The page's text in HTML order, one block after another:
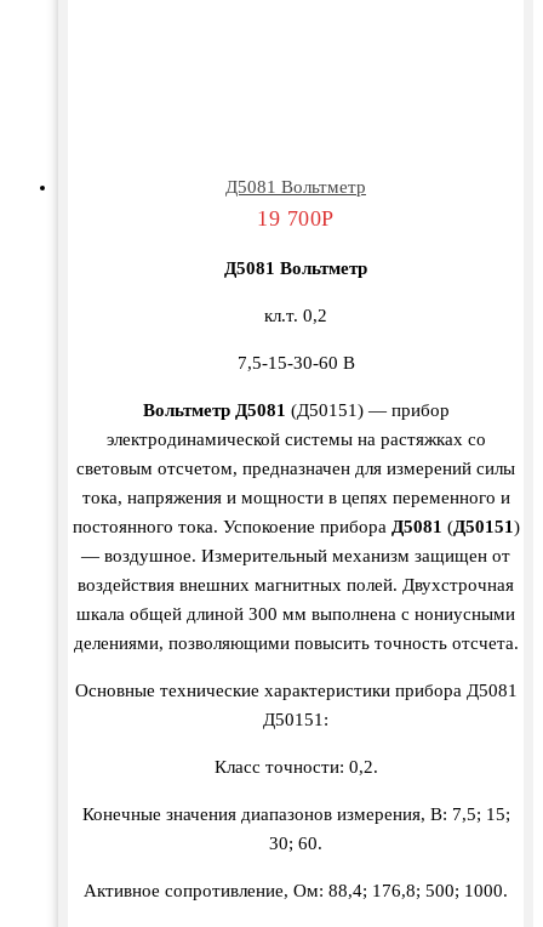
Д5081 Вольтметр
19 700Р
Д5081 Вольтметр
кл.т. 0,2
7,5-15-30-60 В
Вольтметр Д5081 (Д50151) — прибор
электродинамической системы на растяжках со
световым отсчетом, предназначен для измерений силы
тока, напряжения и мощности в цепях переменного и
постоянного тока. Успокоение прибора Д5081 (Д50151)
— воздушное. Измерительный механизм защищен от
воздействия внешних магнитных полей. Двухстрочная
шкала общей длиной 300 мм выполнена с нониусными
делениями, позволяющими повысить точность отсчета.
Основные технические характеристики прибора Д5081
Д50151:
Класс точности: 0,2.
Конечные значения диапазонов измерения, В: 7,5; 15;
30; 60.
Активное сопротивление, Ом: 88,4; 176,8; 500; 1000.